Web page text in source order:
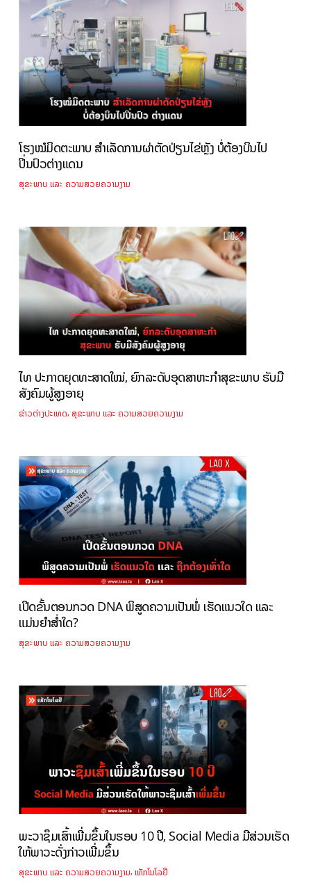
ໂຮງໝໍມິດຕະພາບ ສຳເລັດການຜ່າຕັດປ່ຽນໄຂ່ຫຼັງ ບໍ່ຕ້ອງບິນໄປ
ປິ່ນປົວຕ່າງແດນ
ສຸຂະພາບ ແລະ ຄວາມສວຍຄວາມງາມ
ໄທ ປະກາດຍຸດທະສາດໃໝ່, ຍົກລະດັບອຸດສາຫະກຳສຸຂະພາບ ຮັບມື
ສັງຄົມຜູ້ສູງອາຍຸ
ຂ່າວຕ່າງປະເທດ, ສຸຂະພາບ ແລະ ຄວາມສວຍຄວາມງາມ
ເປີດຂັ້ນຕອນກວດ DNA ພິສູດຄວາມເປັນພໍ່ ເຮັດແນວໃດ ແລະ
ແມ່ນຍຳສ່ຳໃດ?
ສຸຂະພາບ ແລະ ຄວາມສວຍຄວາມງາມ
ພະວາຊຶມເສົ້າເພີ່ມຂຶ້ນໃນຮອບ 10 ປີ, Social Media ມີສ່ວນເຮັດ
ໃຫ້ພາວະດັ່ງກ່າວເພີ່ມຂຶ້ນ
ສຸຂະພາບ ແລະ ຄວາມສວຍຄວາມງາມ,ເທັກໂນໂລຢີ